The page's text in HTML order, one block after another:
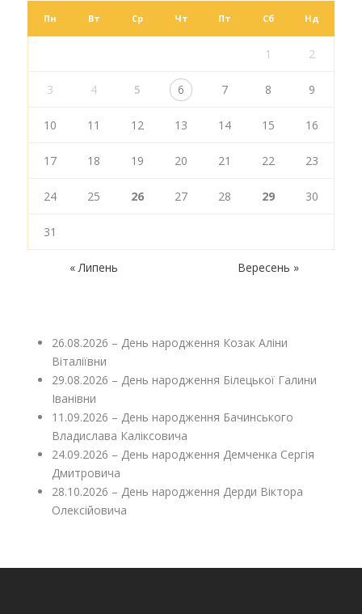
Пн Вт Ср Чт Пт Сб Нд
1 2
3 4 5 6 7 8 9
10 11 12 13 14 15 16
17 18 19 20 21 22 23
24 25 26 27 28 29 30
31
« Липень Вересень »
26.08.2026 – День народження Козак Аліни
Віталіївни
29.08.2026 – День народження Білецької Галини
Іванівни
11.09.2026 – День народження Бачинського
Владислава Каліксовича
24.09.2026 – День народження Демченка Сергія
Дмитровича
28.10.2026 – День народження Дерди Віктора
Олексійовича